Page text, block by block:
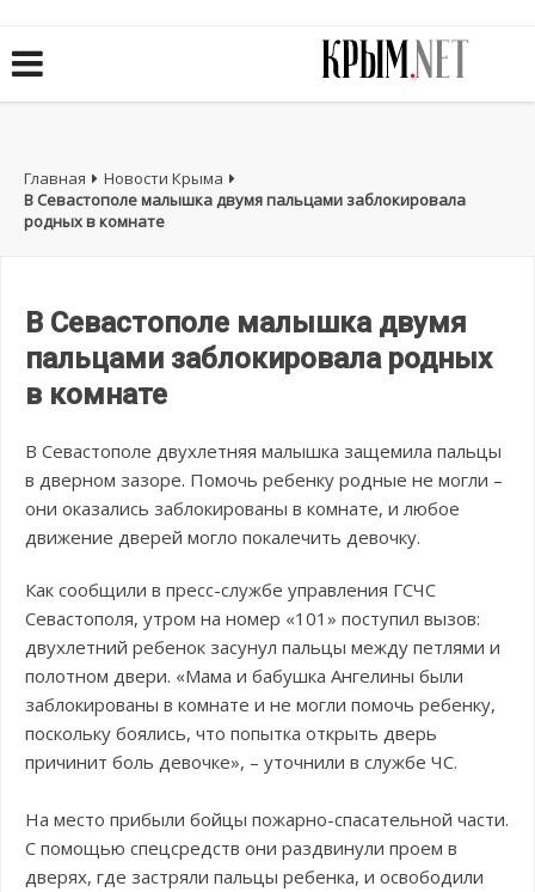
Главная
Новости Крыма
В Севастополе малышка двумя пальцами заблокировала
родных в комнате
В Севастополе малышка двумя
пальцами заблокировала родных
в комнате
В Севастополе двухлетняя малышка защемила пальцы
в дверном зазоре. Помочь ребенку родные не могли –
они оказались заблокированы в комнате, и любое
движение дверей могло покалечить девочку.
Как сообщили в пресс-службе управления ГСЧС
Севастополя, утром на номер «101» поступил вызов:
двухлетний ребенок засунул пальцы между петлями и
полотном двери. «Мама и бабушка Ангелины были
заблокированы в комнате и не могли помочь ребенку,
поскольку боялись, что попытка открыть дверь
причинит боль девочке», – уточнили в службе ЧС.
На место прибыли бойцы пожарно-спасательной части.
С помощью спецсредств они раздвинули проем в
дверях, где застряли пальцы ребенка, и освободили